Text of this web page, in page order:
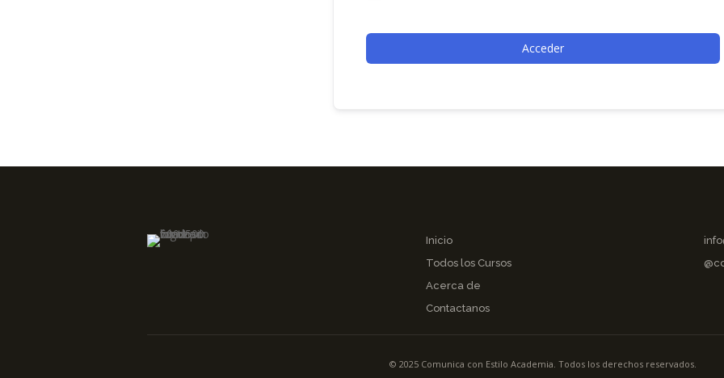
Acceder
Inicio
Todos los Cursos
Acerca de
Contactanos
© 2025 Comunica con Estilo Academia. Todos los derechos reservados.